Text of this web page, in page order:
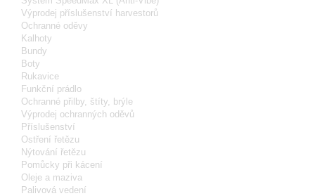
Výprodej příslušenství harvestorů
Ochranné oděvy
Kalhoty
Bundy
Boty
Rukavice
Funkční prádlo
Ochranné přilby, štíty, brýle
Výprodej ochranných oděvů
Příslušenství
Ostření řetězu
Nýtování řetězu
Pomůcky při kácení
Oleje a maziva
Palivová vedení